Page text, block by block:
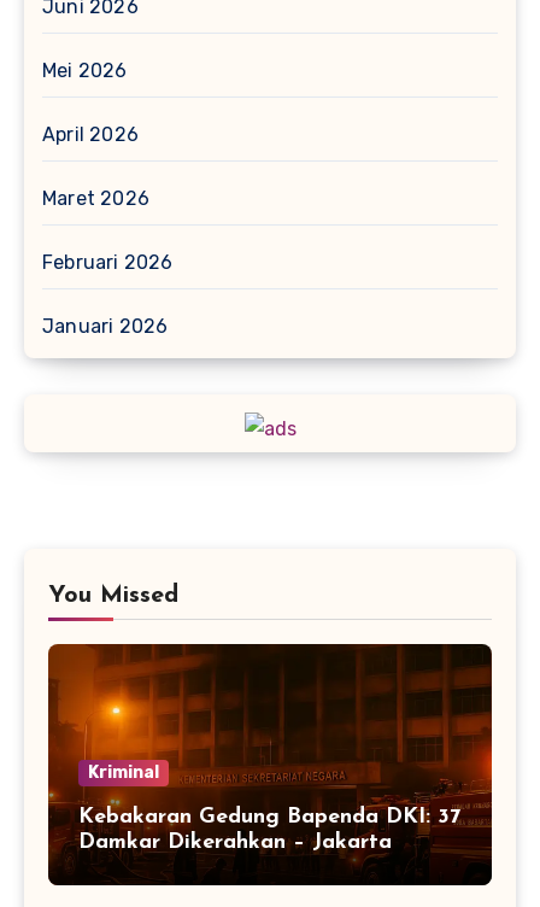
Juni 2026
Mei 2026
April 2026
Maret 2026
Februari 2026
Januari 2026
You Missed
Kriminal
Kebakaran Gedung Bapenda DKI: 37
Damkar Dikerahkan – Jakarta